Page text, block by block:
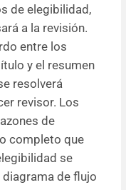
de elegibilidad,
a la revisión.
entre los
y el resumen
resolverá
revisor. Los
de
completo que
se
de flujo